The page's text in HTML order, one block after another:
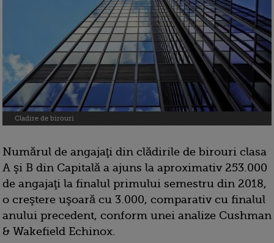
Cladire de birouri
Numărul de angajaţi din clădirile de birouri clasa
A şi B din Capitală a ajuns la aproximativ 253.000
de angajaţi la finalul primului semestru din 2018,
o creştere uşoară cu 3.000, comparativ cu finalul
anului precedent, conform unei analize Cushman
& Wakefield Echinox.